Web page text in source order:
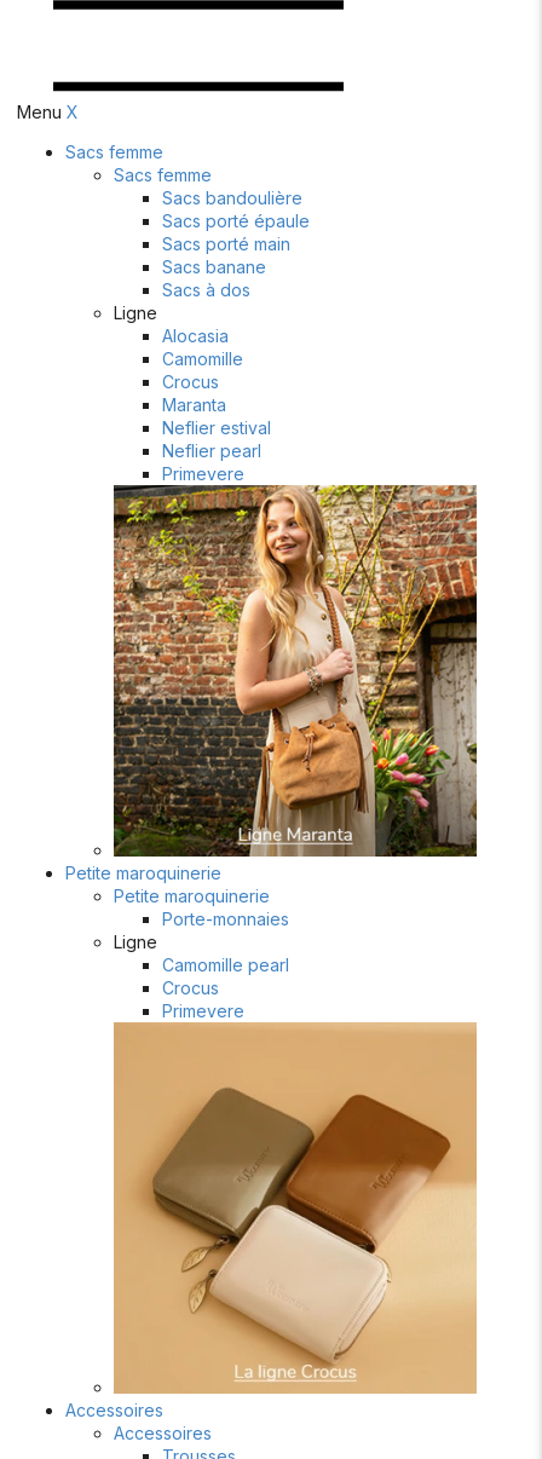
Menu X
Sacs femme
Sacs femme
Sacs bandoulière
Sacs porté épaule
Sacs porté main
Sacs banane
Sacs à dos
Ligne
Alocasia
Camomille
Crocus
Maranta
Neflier estival
Neflier pearl
Primevere
Petite maroquinerie
Petite maroquinerie
Porte-monnaies
Ligne
Camomille pearl
Crocus
Primevere
Accessoires
Accessoires